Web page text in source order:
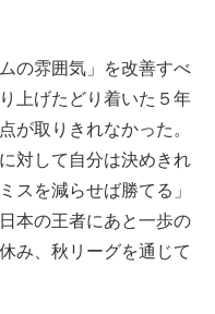
の雰囲気」を改善すべ
上げたどり着いた５年
が取りきれなかった。
対して自分は決めきれ
スを減らせば勝てる」
本の王者にあと一歩の
み、秋リーグを通じて